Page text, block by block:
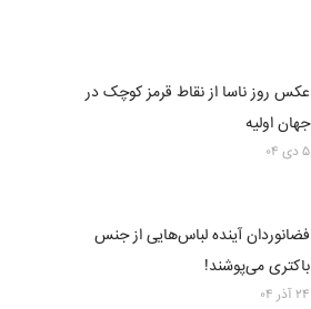
عکس روز ناسا از نقاط قرمز کوچک در
جهان اولیه
۵ دی ۰۴
فضانوردان آینده لباس‌هایی از جنس
باکتری می‌پوشند!
۲۴ آذر ۰۴